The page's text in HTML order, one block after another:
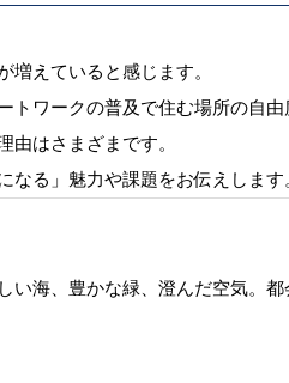
増えていると感じます。
ワークの普及で住む場所の自由
由はさまざまです。
る」魅力や課題をお伝えします
海、豊かな緑、澄んだ空気。